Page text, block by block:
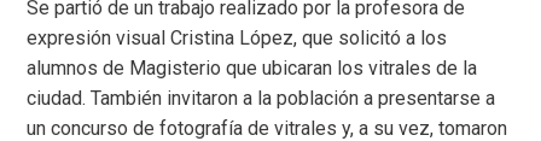
Se partió de un trabajo realizado por la profesora de
expresión visual Cristina López, que solicitó a los
alumnos de Magisterio que ubicaran los vitrales de la
ciudad. También invitaron a la población a presentarse a
un concurso de fotografía de vitrales y, a su vez, tomaron